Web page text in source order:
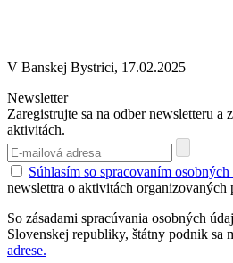
V Banskej Bystrici, 17.02.2025
Newsletter
Zaregistrujte sa na odber newsletteru a
aktivitách.
Súhlasím so spracovaním
newslettra o aktivitách
So zásadami spracúvania osobných
Slovenskej republiky, štátny podnik sa
adrese.